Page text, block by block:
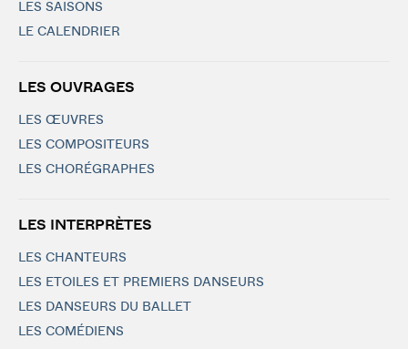
LES SAISONS
LE CALENDRIER
LES OUVRAGES
LES ŒUVRES
LES COMPOSITEURS
LES CHORÉGRAPHES
LES INTERPRÈTES
LES CHANTEURS
LES ETOILES ET PREMIERS DANSEURS
LES DANSEURS DU BALLET
LES COMÉDIENS